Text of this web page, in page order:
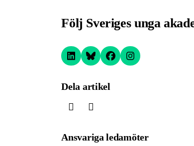
Följ Sveriges unga
Dela artikel
Ansvariga ledamöter